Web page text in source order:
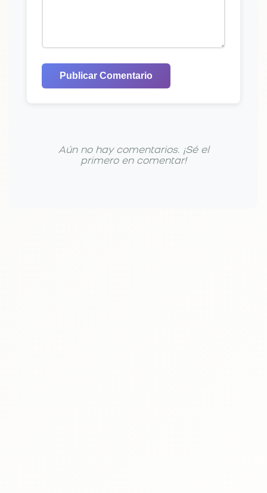
Publicar Comentario
Aún no hay comentarios. ¡Sé el
primero en comentar!